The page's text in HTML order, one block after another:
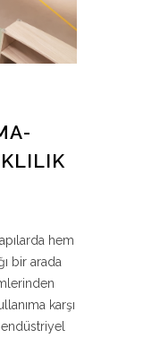
hem
bir arada
karşı
endüstriyel